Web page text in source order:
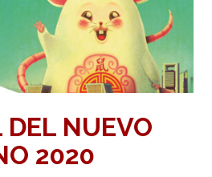
DEL NUEVO
2020